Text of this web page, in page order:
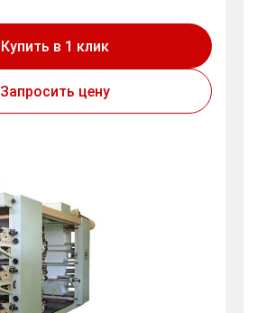
Купить в 1 клик
Запросить цену